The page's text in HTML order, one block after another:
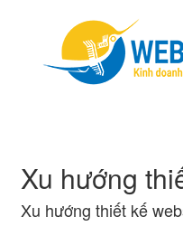
Xu hướng
Xu hướng thiết kế